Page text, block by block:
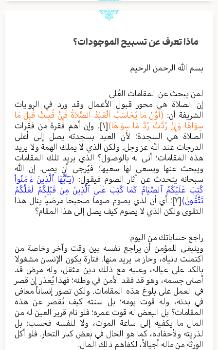
ماذا تعرف عن تسبيح الموجودات؟
بسم الله الرحمن الرحيم
لمن يبحث عن المقامات العُلى
إن الصلاة هي محور قبول الأعمال وقد ورد في الروايات
الشريفة أن: (أَوَّلُ مَا يُحَاسَبُ اَلْعَبْدُ اَلصَّلاَةُ فَإِنْ قُبِلَتْ قُبِلَ مَا
سِوَاهَا وَإِنْ رُدَّتْ رُدَّ مَا سِوَاهَا)[١]
. وإن أهم فقرة من فقرات
الصلاة هي السجدة؛ لأن العبد بسجدته يصل إلى أعلى
الدرجات عند الله عز وجل. ولكن الذي لا يملك الهمة ولا يريد
هذه المقامات؛ أنى له بالوصول؟ الذي يريد تلك المقامات
ويبحث عنها ويسعى لها سعيها؛ فيُرجى أن يصل. إن الله
سبحانه يتحدث عن آثار الصوم فيقول: (يَـٰٓأَيُّهَا ٱلَّذِينَ ءَامَنُواْ
كُتِبَ عَلَيۡكُمُ ٱلصِّيَامُ كَمَا كُتِبَ عَلَى ٱلَّذِينَ مِن قَبۡلِكُمۡ لَعَلَّكُمۡ
تَتَّقُونَ)[٢]
؛ أي أن لذي يصوم صوماً صحيحا مرضياً ينال هذا
التقوى ولكن الذي لا يصوم كيف يصل إلى هذا المقام؟
راجع حساباتك من اليوم
وينبغي للمؤمن أن يراجع نفسه بين وقت وآخر وخاصة من
اكتملت دنياه، وحاز ما يريد منها. فتارة يكون الإنسان مشغولا
بالكد على عياله، وعليه مع ذلك دين مثقل، وله مرض قد
أصنى جسمه، وهو قد فقد الأمن في وطنه؛ فهذا يُعذر إن قصر
في العمل على بلوغ هذه المقامات. ولكن تصور إنساناً معافى
في بدنه، وله قوت يومه؛ بل سنته كيف يُقصر عن هذه
المقامات؟ بل البعض له قوت عمره؛ فلو نام قرير العين له من
المال ما يكفيه إلى ساعة الموت، ولا لنفسه فحسب؛ بل
لذريته ولأحفاده، كما هو الحال في بعض كبار التجار. فلو أكل
الورثة من ماله أجيالاً، لكفاهم ذلك المال.